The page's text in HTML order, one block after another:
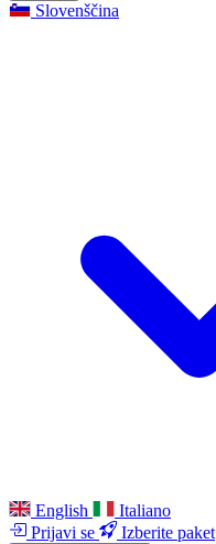
Slovenščina
English
Italiano
Prijavi se
Izberite paket